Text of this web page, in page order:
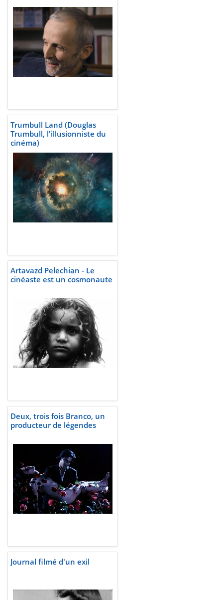
Trumbull Land (Douglas
Trumbull, l'illusionniste du
cinéma)
Artavazd Pelechian - Le
cinéaste est un cosmonaute
Deux, trois fois Branco, un
producteur de légendes
Journal filmé d'un exil